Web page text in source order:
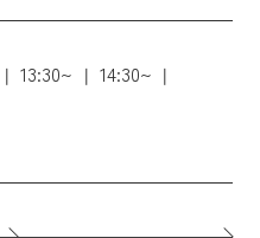
13:30~
14:30~